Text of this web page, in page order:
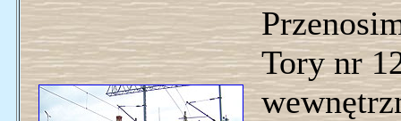
Tory nr